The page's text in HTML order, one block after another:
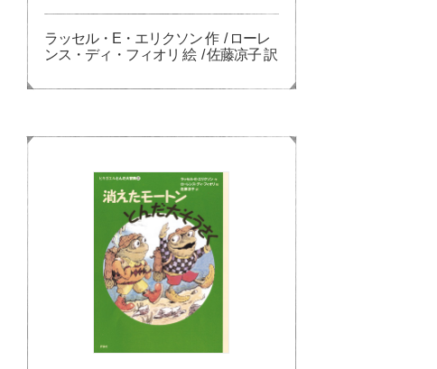
ラッセル・E・エリクソン 作 / ローレ
ンス・ディ・フィオリ 絵 / 佐藤凉子 訳